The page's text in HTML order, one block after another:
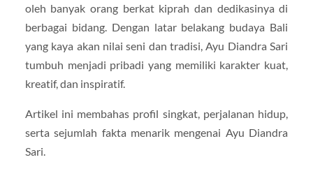
oleh banyak orang berkat kiprah dan dedikasinya di
berbagai bidang. Dengan latar belakang budaya Bali
yang kaya akan nilai seni dan tradisi, Ayu Diandra Sari
tumbuh menjadi pribadi yang memiliki karakter kuat,
kreatif, dan inspiratif.
Artikel ini membahas profil singkat, perjalanan hidup,
serta sejumlah fakta menarik mengenai Ayu Diandra
Sari.